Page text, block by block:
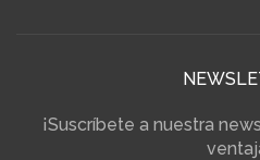
¡Suscríbete a nuestra